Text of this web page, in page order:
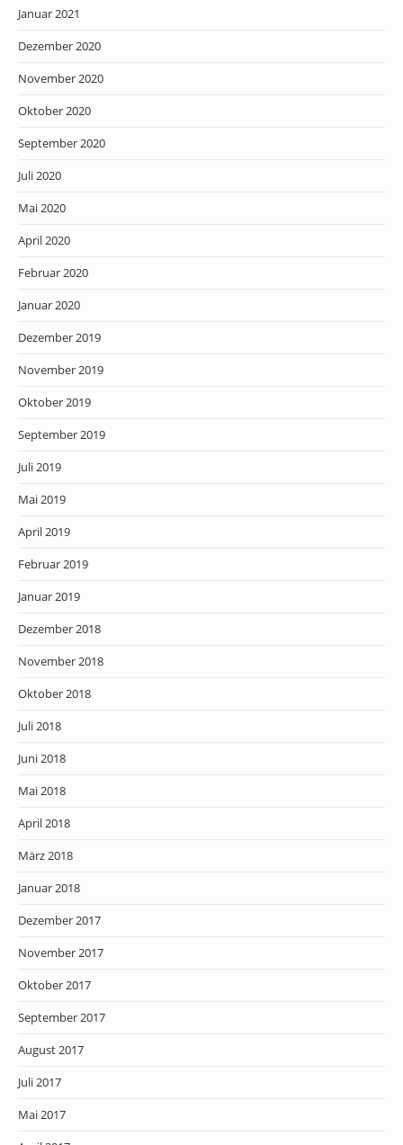
Januar 2021
Dezember 2020
November 2020
Oktober 2020
September 2020
Juli 2020
Mai 2020
April 2020
Februar 2020
Januar 2020
Dezember 2019
November 2019
Oktober 2019
September 2019
Juli 2019
Mai 2019
April 2019
Februar 2019
Januar 2019
Dezember 2018
November 2018
Oktober 2018
Juli 2018
Juni 2018
Mai 2018
April 2018
März 2018
Januar 2018
Dezember 2017
November 2017
Oktober 2017
September 2017
August 2017
Juli 2017
Mai 2017